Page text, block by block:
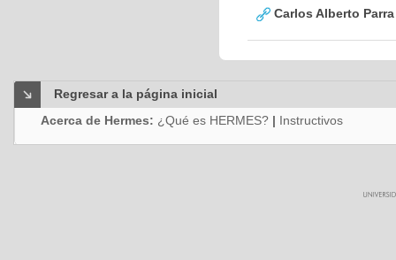
Carlos Alberto
Regresar a la página inicial
Acerca de Hermes: ¿Qué es HERMES? | Instructivos